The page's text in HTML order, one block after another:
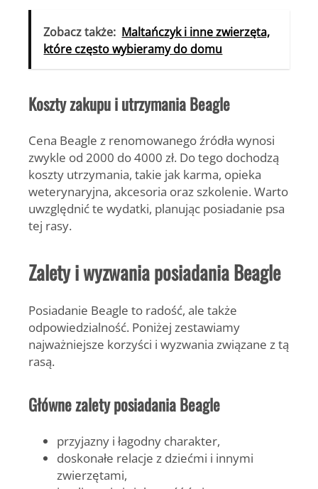
Zobacz także: Maltańczyk i inne zwierzęta,
które często wybieramy do domu
Koszty zakupu i utrzymania Beagle
Cena Beagle z renomowanego źródła wynosi
zwykle od 2000 do 4000 zł. Do tego dochodzą
koszty utrzymania, takie jak karma, opieka
weterynaryjna, akcesoria oraz szkolenie. Warto
uwzględnić te wydatki, planując posiadanie psa
tej rasy.
Zalety i wyzwania posiadania Beagle
Posiadanie Beagle to radość, ale także
odpowiedzialność. Poniżej zestawiamy
najważniejsze korzyści i wyzwania związane z tą
rasą.
Główne zalety posiadania Beagle
przyjazny i łagodny charakter,
doskonałe relacje z dziećmi i innymi
zwierzętami,